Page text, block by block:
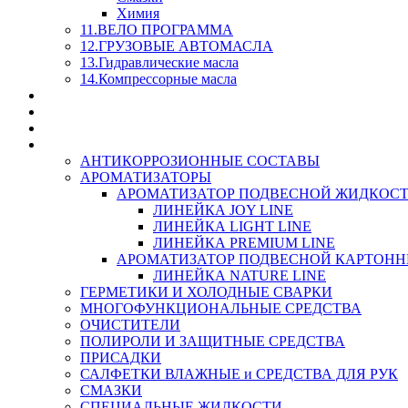
Химия
11.ВЕЛО ПРОГРАММА
12.ГРУЗОВЫЕ АВТОМАСЛА
13.Гидравлические масла
14.Компрессорные масла
АНТИКОРРОЗИОННЫЕ СОСТАВЫ
АРОМАТИЗАТОРЫ
АРОМАТИЗАТОР ПОДВЕСНОЙ
ЛИНЕЙКА JOY LINE
ЛИНЕЙКА LIGHT LINE
ЛИНЕЙКА PREMIUM LINE
АРОМАТИЗАТОР ПОДВЕСНОЙ
ЛИНЕЙКА NATURE LINE
ГЕРМЕТИКИ И ХОЛОДНЫЕ СВАРКИ
МНОГОФУНКЦИОНАЛЬНЫЕ СРЕДСТВА
ОЧИСТИТЕЛИ
ПОЛИРОЛИ И ЗАЩИТНЫЕ СРЕДСТВА
ПРИСАДКИ
САЛФЕТКИ ВЛАЖНЫЕ и СРЕДСТВА ДЛЯ РУК
СМАЗКИ